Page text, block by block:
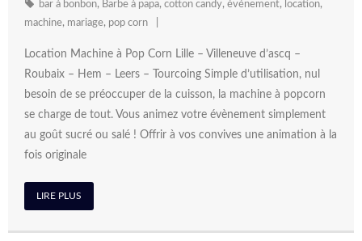
Contact
bar à bonbon, Barbe à papa, cotton candy, événement, location,
machine, mariage, pop corn
Location Machine à Pop Corn Lille – Villeneuve d’ascq –
Roubaix – Hem – Leers – Tourcoing Simple d’utilisation, nul
besoin de se préoccuper de la cuisson, la machine à popcorn
se charge de tout. Vous animez votre évènement simplement
au goût sucré ou salé ! Offrir à vos convives une animation à la
fois originale
LIRE PLUS